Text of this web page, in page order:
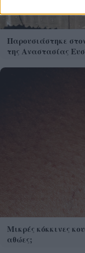
Παρουσιάστηκε
της Αναστασίας
Μικρές κόκκινες
αθώες;